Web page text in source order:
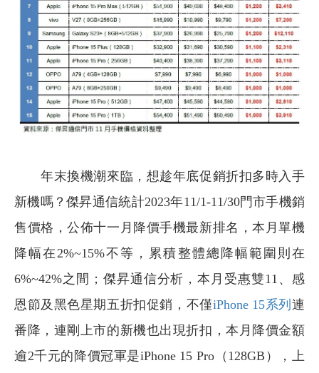
年末換機潮來臨，想趁年底促銷折扣多時入手
新機嗎？傑昇通信統計2023年11/1-11/30門市手機銷
售價格，公佈十一月降價手機最新排名，本月單機
降幅在2%~15%不等，累積整體總降幅範圍則在
6%~42%之間；傑昇通信分析，本月受惠雙11、感
恩節及黑色星期五折扣促銷，不僅iPhone 15系列連
番降，連剛上市的新機也出現折扣，本月降價金額
逾2千元的降價冠軍是iPhone 15 Pro（128GB），上